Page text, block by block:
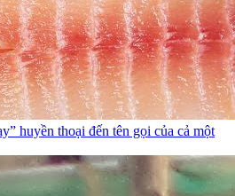
huyền thoại đến tên gọi của cả một